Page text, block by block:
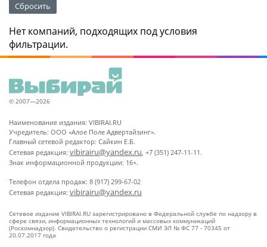
Сбросить
Нет компаний, подходящих под условия
фильтрации.
© 2007—2026
Наименование издания: VIBIRAI.RU
Учредитель: ООО «Алое Поле Адвертайзинг».
Главный сетевой редактор: Сайкин Е.Б.
Сетевая редакция: vibirairu@yandex.ru, +7 (351) 247-11-11.
Знак информационной продукции: 16+.
Телефон отдела продаж: 8 (917) 299-67-02
Сетевая редакция: vibirairu@yandex.ru
Сетевое издание VIBIRAI.RU зарегистрировано в Федеральной службе по надзору в
сфере связи, информационных технологий и массовых коммуникаций
(Роскомнадзор). Свидетельство о регистрации СМИ ЭЛ № ФС 77 - 70345 от
20.07.2017 года